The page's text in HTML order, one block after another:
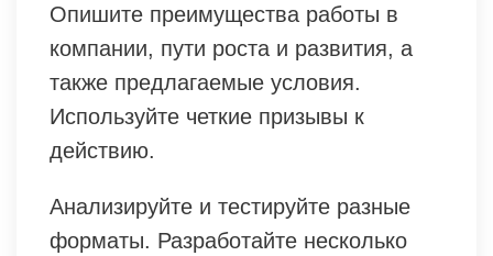
Опишите преимущества работы в
компании, пути роста и развития, а
также предлагаемые условия.
Используйте четкие призывы к
действию.
Анализируйте и тестируйте разные
форматы. Разработайте несколько